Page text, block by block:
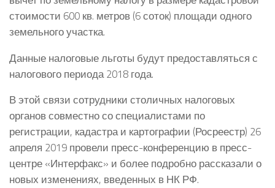
стоимости 600 кв. метров (6 соток) площади одного
земельного участка.
Данные налоговые льготы будут предоставляться с
налогового периода 2018 года.
В этой связи сотрудники столичных налоговых
органов совместно со специалистами по
регистрации, кадастра и картографии (Росреестр) 26
апреля 2019 провели пресс-конференцию в пресс-
центре «Интерфакс» и более подробно рассказали о
новых изменениях, введенных в НК РФ.